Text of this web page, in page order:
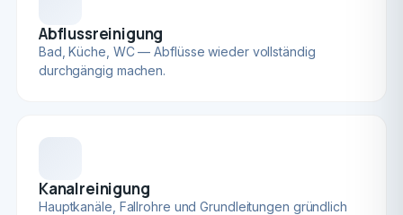
Abflussreinigung
Bad, Küche, WC — Abflüsse wieder vollständig
durchgängig machen.
Kanalreinigung
Hauptkanäle, Fallrohre und Grundleitungen gründlich